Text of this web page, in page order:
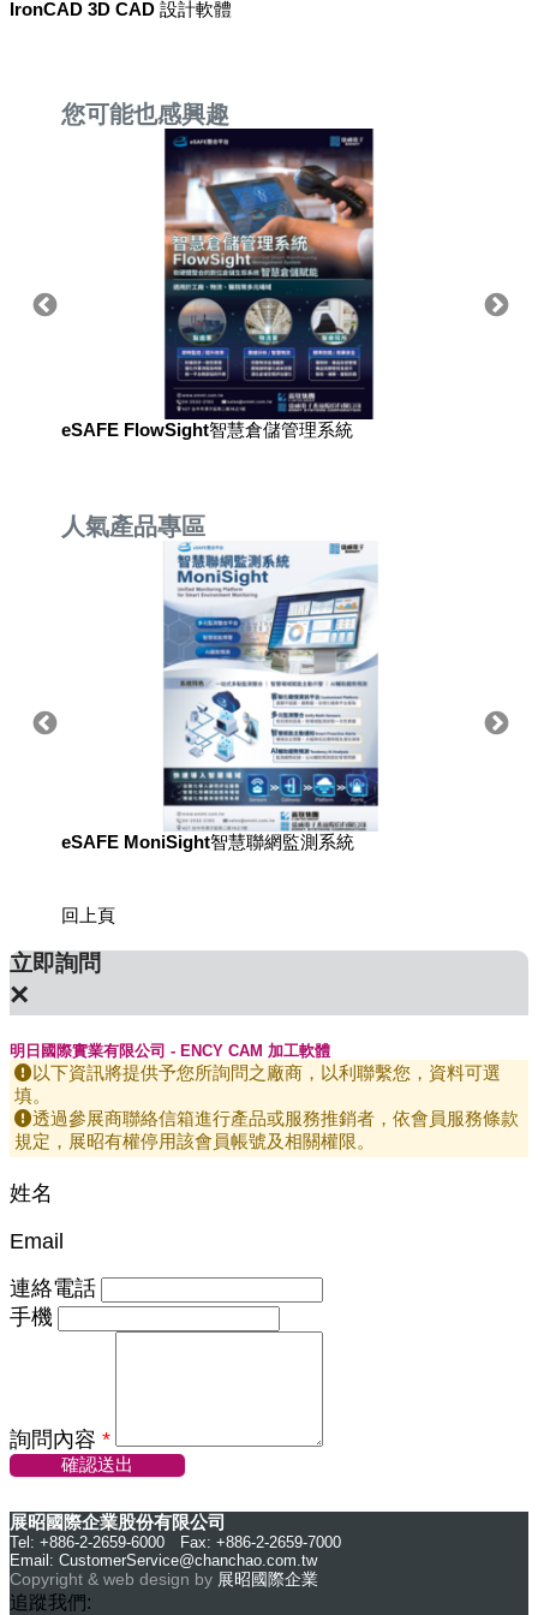
IronCAD 3D CAD 設計軟體
您可能也感興趣
eSAFE FlowSight智慧倉儲管理系統
人氣產品專區
eSAFE MoniSight智慧聯網監測系統
回上頁
立即詢問
×
明日國際實業有限公司 - ENCY CAM 加工軟體
以下資訊將提供予您所詢問之廠商，以利聯繫您，資料可選
填。
透過參展商聯絡信箱進行產品或服務推銷者，依會員服務條款
規定，展昭有權停用該會員帳號及相關權限。
姓名
Email
連絡電話
手機
詢問內容 *
確認送出
展昭國際企業股份有限公司
Tel: +886-2-2659-6000 Fax: +886-2-2659-7000
Email: CustomerService@chanchao.com.tw
Copyright & web design by 展昭國際企業
追蹤我們: